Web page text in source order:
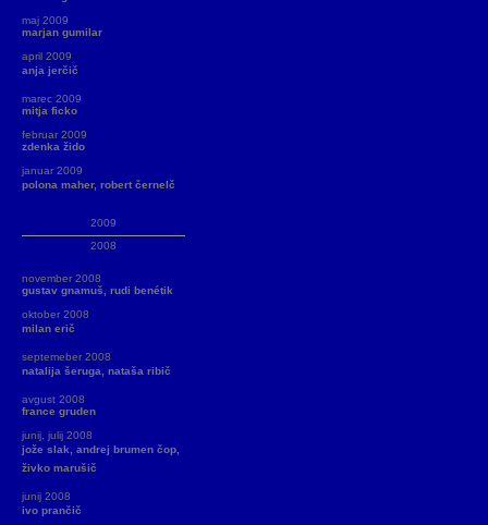
maj 2009
marjan gumilar
april 2009
anja jerčič
marec 2009
mitja ficko
februar 2009
zdenka žido
januar 2009
polona maher, robert černelč
2009
2008
november 2008
gustav gnamuš, rudi benétik
oktober 2008
milan erič
septemeber 2008
natalija šeruga, nataša ribič
avgust 2008
france gruden
junij, julij 2008
jože slak, andrej brumen čop,
živko marušič
junij 2008
ivo prančič